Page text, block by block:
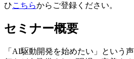
ひこちらからご登録ください。
セミナー概要
「AI駆動開発を始めたい」という